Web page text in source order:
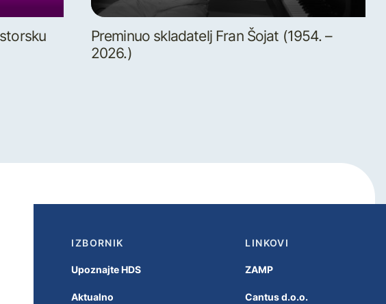
Preminuo skladatelj Fran Šojat (1954. –
2026.)
IZBORNIK
Upoznajte HDS
Aktualno
LINKOVI
ZAMP
Cantus d.o.o.